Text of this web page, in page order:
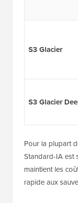
S3 Glacier
S3 Glacier
Pour la plupart
Standard-IA est
maintient les
rapide aux